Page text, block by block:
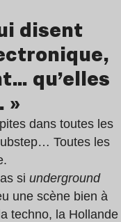
disent
qu’elles
»
dans toutes les
Toutes les
si underground
une scène bien à
techno, la Hollande